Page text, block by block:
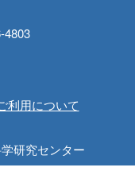
4803
利用について
研究センター